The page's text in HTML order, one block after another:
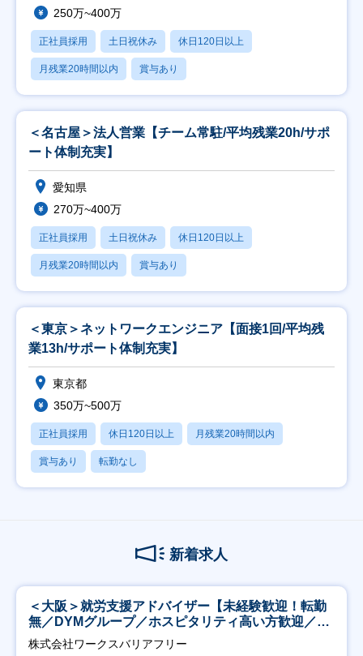
250万~400万
正社員採用 土日祝休み 休日120日以上
月残業20時間以内 賞与あり
＜名古屋＞法人営業【チーム常駐/平均残業20h/サポ
ート体制充実】
愛知県
270万~400万
正社員採用 土日祝休み 休日120日以上
月残業20時間以内 賞与あり
＜東京＞ネットワークエンジニア【面接1回/平均残
業13h/サポート体制充実】
東京都
350万~500万
正社員採用 休日120日以上 月残業20時間以内
賞与あり 転勤なし
新着求人
＜大阪＞就労支援アドバイザー【未経験歓迎！転勤
無／DYMグループ／ホスピタリティ高い方歓迎／土
日祝】
株式会社ワークスバリアフリー